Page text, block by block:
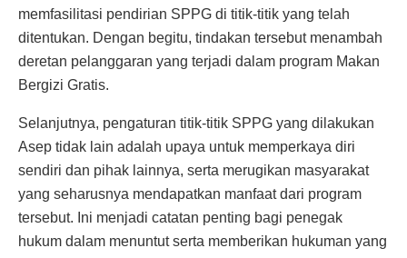
memfasilitasi pendirian SPPG di titik-titik yang telah
ditentukan. Dengan begitu, tindakan tersebut menambah
deretan pelanggaran yang terjadi dalam program Makan
Bergizi Gratis.
Selanjutnya, pengaturan titik-titik SPPG yang dilakukan
Asep tidak lain adalah upaya untuk memperkaya diri
sendiri dan pihak lainnya, serta merugikan masyarakat
yang seharusnya mendapatkan manfaat dari program
tersebut. Ini menjadi catatan penting bagi penegak
hukum dalam menuntut serta memberikan hukuman yang